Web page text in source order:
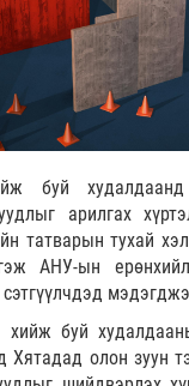
буй
арилгах
татварын тухай
гэж АНУ-ын
хийж буй
Хятадад олон зуун